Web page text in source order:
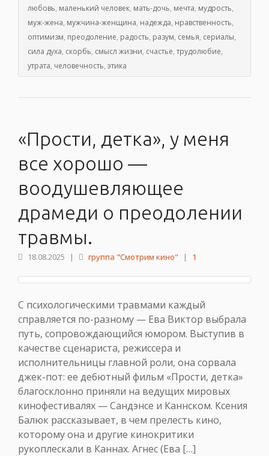
любовь, маленький человек, мать-дочь, мечта, мудрость,
муж-жена, мужчина-женщина, надежда, нравственность,
оптимизм, преодоление, радость, разум, семья, сериалы,
сила духа, скорбь, смысл жизни, счастье,трудолюбие,
утрата, человечность, этика
«Прости, детка», у меня
все хорошо —
воодушевляющее
драмеди о преодолении
травмы.
18.08.2025 | группа "Смотрим кино" | 1
С психологическими травмами каждый
справляется по-разному — Ева Виктор выбрала
путь, сопровождающийся юмором. Выступив в
качестве сценариста, режиссера и
исполнительницы главной роли, она сорвала
джек-пот: ее дебютный фильм «Прости, детка»
благосклонно приняли на ведущих мировых
кинофестивалях — Сандэнсе и Каннском. Ксения
Балюк рассказывает, в чем прелесть кино,
которому она и другие кинокритики
рукоплескали в Каннах. Агнес (Ева […]